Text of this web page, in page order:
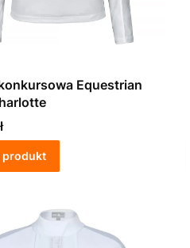
Equestrian
produkt